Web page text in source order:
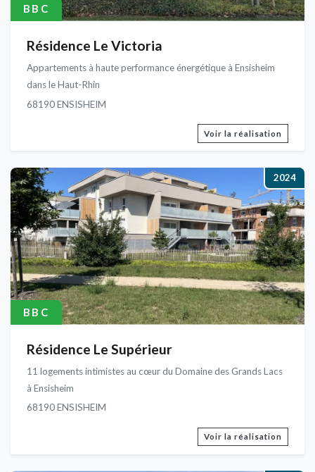
BBC
Résidence Le Victoria
Appartements à haute performance énergétique à Ensisheim
dans le Haut-Rhin
68190 ENSISHEIM
Voir la réalisation
2024
BBC
Résidence Le Supérieur
11 logements intimistes au cœur du Domaine des Grands Lacs
à Ensisheim
68190 ENSISHEIM
Voir la réalisation